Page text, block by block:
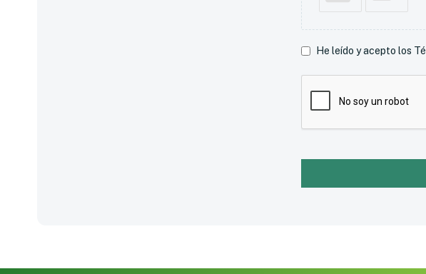
He leído y acepto los